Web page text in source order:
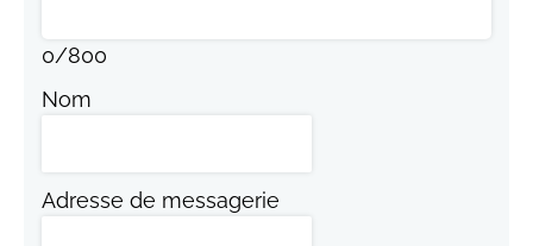
0/800
Nom
Adresse de messagerie